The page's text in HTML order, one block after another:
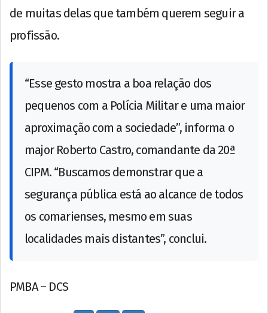
de muitas delas que também querem seguir a
profissão.
“Esse gesto mostra a boa relação dos
pequenos com a Polícia Militar e uma maior
aproximação com a sociedade”, informa o
major Roberto Castro, comandante da 20ª
CIPM. “Buscamos demonstrar que a
segurança pública está ao alcance de todos
os comarienses, mesmo em suas
localidades mais distantes”, conclui.
PMBA – DCS